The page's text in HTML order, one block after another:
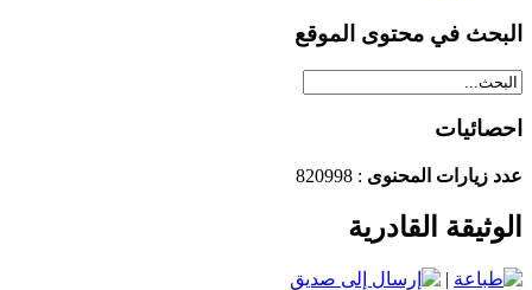
البحث في محتوى الموقع
احصائيات
عدد زيارات المحنوى : 820998
الوثيقة القادرية
|